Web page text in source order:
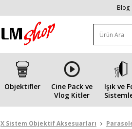
Blog
Objektifler
Cine Pack ve
Vlog Kitler
Işık ve
X Sistem Objektif Aksesuarları